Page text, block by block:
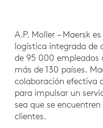
A.P. Moller – Maersk
logística integrada de
de 95 000 empleados
más de 130 países.
colaboración efectiva
para impulsar un
sea que se
clientes.